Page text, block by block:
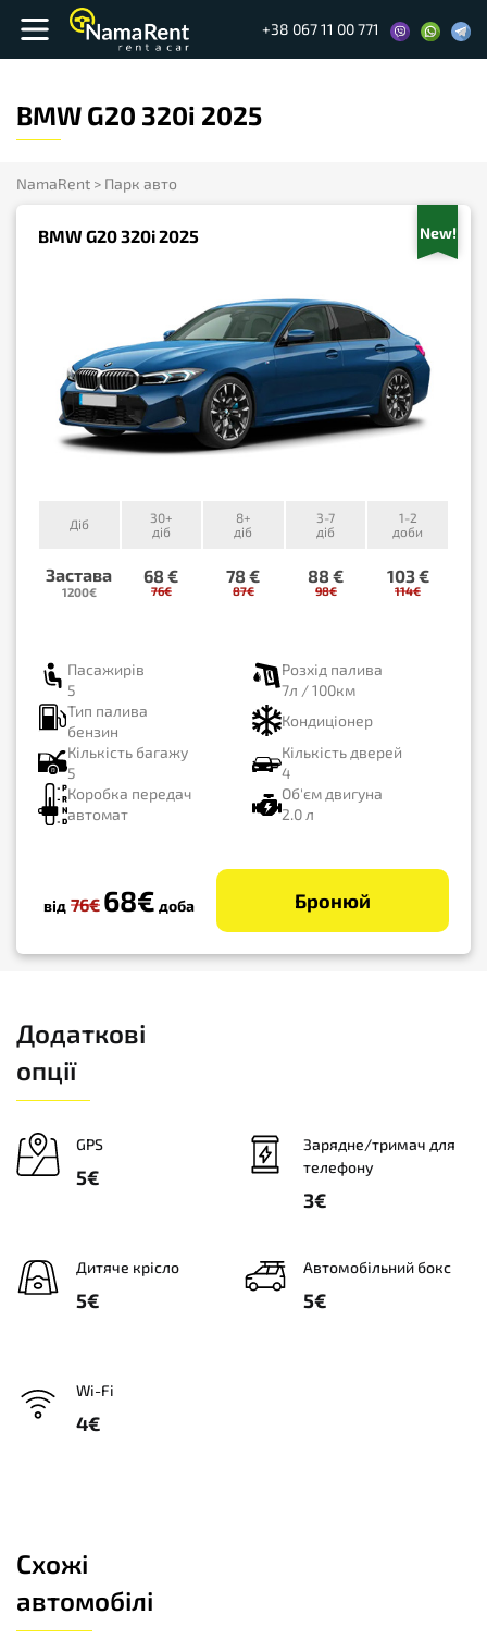
+38 067 11 00 771
BMW G20 320i 2025
NamaRent > Парк авто
BMW G20 320i 2025 New!
Діб
30+
діб
8+
діб
3-7
діб
1-2
доби
Застава
1200€
68 €
76€
78 €
87€
88 €
98€
103 €
114€
Пасажирів
5
Розхід палива
7л / 100км
Тип палива
бензин
Кондиціонер
Кількість багажу
5
Кількість дверей
4
Коробка передач
автомат
Об'єм двигуна
2.0 л
від 76€ 68€ доба Бронюй
Додаткові
опції
GPS
5€
Зарядне/тримач для
телефону
3€
Дитяче крісло
5€
Автомобільний бокс
5€
Wi-Fi
4€
Схожі
автомобілі